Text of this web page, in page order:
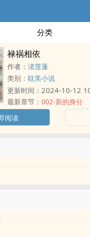
分类
禄祸相依
作者： 渚莲蓬
类别： 耽美小说
更新时间： 2024-10-12
最新章节： 002-新的身分
阅读